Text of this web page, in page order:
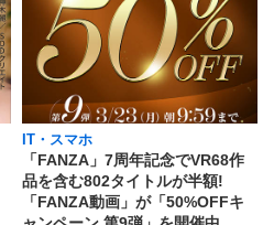
IT・スマホ
「FANZA」7周年記念でVR68作
品を含む802タイトルが半額!
「FANZA動画」が「50%OFFキ